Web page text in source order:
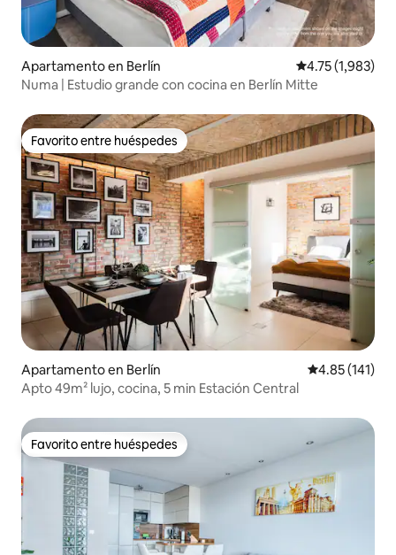
Apartamento en Berlín Calificación
4.75 (1,983)
Numa | Estudio grande con cocina en Berlín Mitte
Favorito entre huéspedes
Favorito entre huéspedes
Apartamento en Berlín Calificación
4.85 (141)
Apto 49m² lujo, cocina, 5 min Estación Central
Favorito entre huéspedes
Favorito entre huéspedes